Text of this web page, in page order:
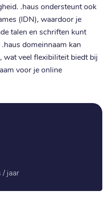
.haus ondersteunt ook
(IDN), waardoor je
talen en schriften kunt
domeinnaam kan
wat veel flexibiliteit biedt bij
voor je online
/ jaar